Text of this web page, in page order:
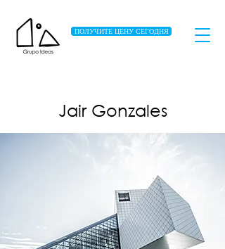
ПОЛУЧИТЕ ЦЕНУ СЕГОДНЯ
Jair Gonzales